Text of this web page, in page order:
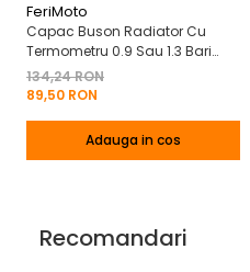
FeriMoto
Capac Buson Radiator Cu
Termometru 0.9 Sau 1.3 Bari
Nissan Suzuki Mercedes
Mitsubishi Etc
134,24 RON
89,50 RON
Adauga in cos
Recomandari